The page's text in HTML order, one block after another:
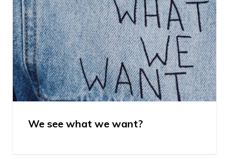
We see what we want?